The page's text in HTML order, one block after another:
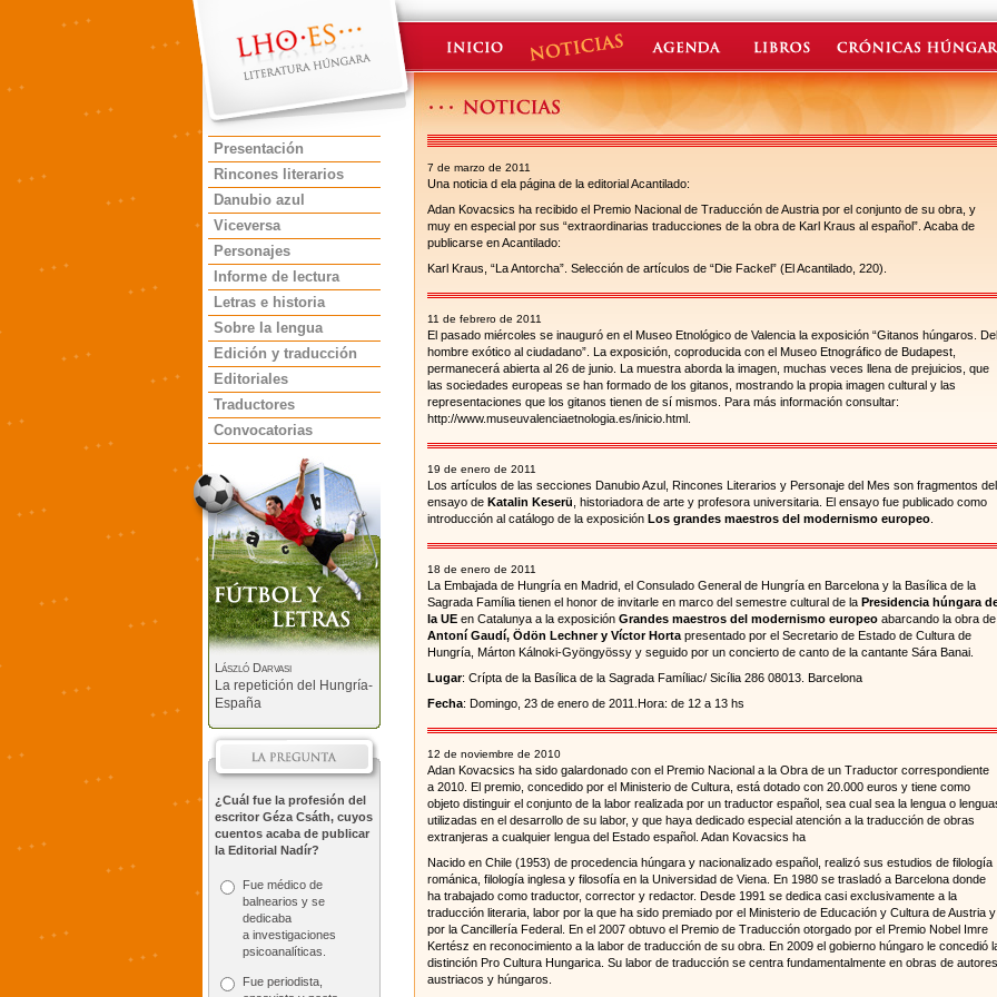
Presentación
Rincones literarios
Danubio azul
Viceversa
Personajes
Informe de lectura
Letras e historia
Sobre la lengua
Edición y traducción
Editoriales
Traductores
Convocatorias
László Darvasi
La repetición del Hungría-
España
¿Cuál fue la profesión del
escritor Géza Csáth, cuyos
cuentos acaba de publicar
la Editorial Nadír?
Fue médico de
balnearios y se
dedicaba
a investigaciones
psicoanalíticas.
Fue periodista,
7 de marzo de 2011
Una noticia d ela página de la editorial Acantilado:
Adan Kovacsics ha recibido el Premio Nacional de Traducción de Austria por el conjunto de su obra, y
muy en especial por sus “extraordinarias traducciones de la obra de Karl Kraus al español”. Acaba de
publicarse en Acantilado:
Karl Kraus, “La Antorcha”. Selección de artículos de “Die Fackel” (El Acantilado, 220).
11 de febrero de 2011
El pasado miércoles se inauguró en el Museo Etnológico de Valencia la exposición “Gitanos húngaros. Del
hombre exótico al ciudadano”. La exposición, coproducida con el Museo Etnográfico de Budapest,
permanecerá abierta al 26 de junio. La muestra aborda la imagen, muchas veces llena de prejuicios, que
las sociedades europeas se han formado de los gitanos, mostrando la propia imagen cultural y las
representaciones que los gitanos tienen de sí mismos. Para más información consultar:
http://www.museuvalenciaetnologia.es/inicio.html.
19 de enero de 2011
Los artículos de las secciones Danubio Azul, Rincones Literarios y Personaje del Mes son fragmentos del
ensayo de Katalin Keserü , historiadora de arte y profesora universitaria. El ensayo fue publicado como
introducción al catálogo de la exposición Los grandes maestros del modernismo europeo
18 de enero de 2011
La Embajada de Hungría en Madrid, el Consulado General de Hungría en Barcelona y la Basílica de la
Sagrada Família tienen el honor de invitarle en marco del semestre cultural de la Presidencia húngara
la UE en Catalunya a la exposición Grandes maestros del modernismo europeo abarcando la obra de
Antoní Gaudí, Ödön Lechner y Víctor Horta presentado por el Secretario de Estado de Cultura de
Hungría, Márton Kálnoki-Gyöngyössy y seguido por un concierto de canto de la cantante Sára Banai.
Lugar: Crípta de la Basílica de la Sagrada Famíliac/ Sicília 286 08013. Barcelona
Fecha: Domingo, 23 de enero de 2011.Hora: de 12 a 13 hs
12 de noviembre de 2010
Adan Kovacsics ha sido galardonado con el Premio Nacional a la Obra de un Traductor correspondiente
a 2010. El premio, concedido por el Ministerio de Cultura, está dotado con 20.000 euros y tiene como
objeto distinguir el conjunto de la labor realizada por un traductor español, sea cual sea la lengua o
utilizadas en el desarrollo de su labor, y que haya dedicado especial atención a la traducción de obras
extranjeras a cualquier lengua del Estado español. Adan Kovacsics ha
Nacido en Chile (1953) de procedencia húngara y nacionalizado español, realizó sus estudios de filología
románica, filología inglesa y filosofía en la Universidad de Viena. En 1980 se trasladó a Barcelona donde
ha trabajado como traductor, corrector y redactor. Desde 1991 se dedica casi exclusivamente a la
traducción literaria, labor por la que ha sido premiado por el Ministerio de Educación y Cultura de Austria y
por la Cancillería Federal. En el 2007 obtuvo el Premio de Traducción otorgado por el Premio Nobel Imre
Kertész en reconocimiento a la labor de traducción de su obra. En 2009 el gobierno húngaro le concedió
distinción Pro Cultura Hungarica. Su labor de traducción se centra fundamentalmente en obras de autores
austriacos y húngaros.